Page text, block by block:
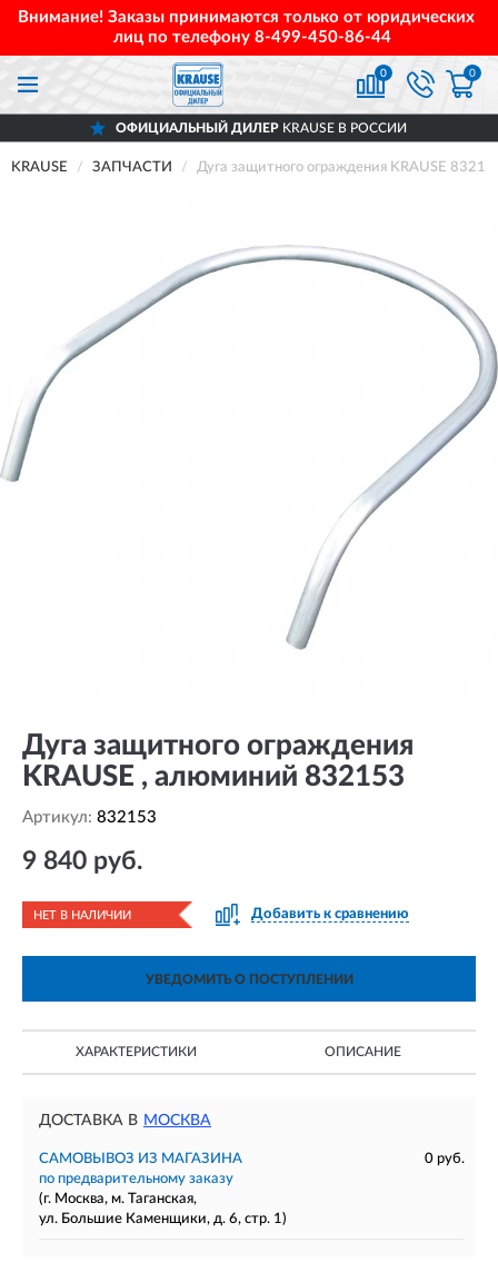
Внимание! Заказы принимаются только от юридических
лиц по телефону 8-499-450-86-44
0 0
ОФИЦИАЛЬНЫЙ ДИЛЕРKRAUSE В РОССИИ
KRAUSE ЗАПЧАСТИ Дуга защитного ограждения KRAUSE
Дуга защитного ограждения
KRAUSE , алюминий 832153
Артикул: 832153
9 840 руб.
НЕТ В НАЛИЧИИ Добавить к сравнению
УВЕДОМИТЬ О ПОСТУПЛЕНИИ
ХАРАКТЕРИСТИКИ ОПИСАНИЕ
ДОСТАВКА В МОСКВА
САМОВЫВОЗ ИЗ МАГАЗИНА
0 руб.
по предварительному заказу
(г. Москва, м. Таганская,
ул. Большие Каменщики, д. 6, стр. 1)